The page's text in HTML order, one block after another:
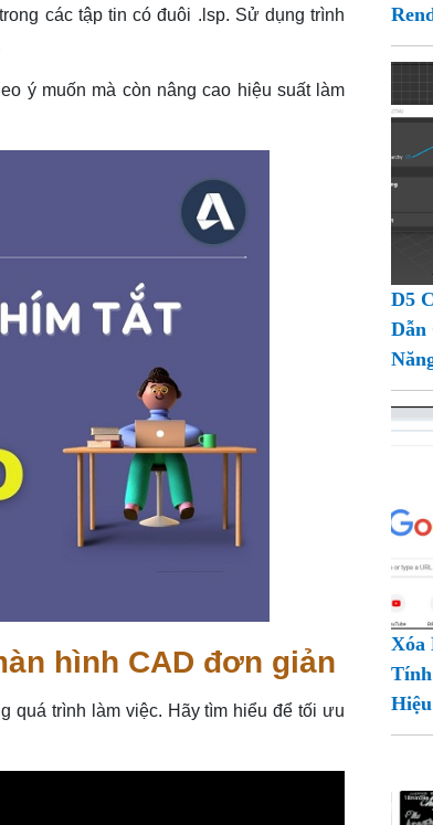
các tập tin có đuôi .lsp. Sử dụng trình
ý muốn mà còn nâng cao hiệu suất làm
hình CAD đơn giản
quá trình làm việc. Hãy tìm hiểu để tối ưu
D5
Dẫn
Xóa